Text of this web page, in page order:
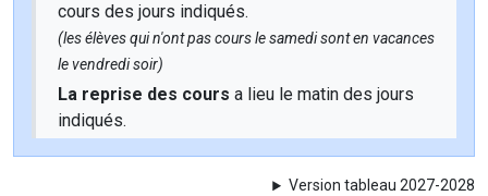
cours des jours indiqués.
(les élèves qui n'ont pas cours le samedi sont en vacances
le vendredi soir)
La reprise des cours a lieu le matin des jours
indiqués.
Version tableau 2027-2028